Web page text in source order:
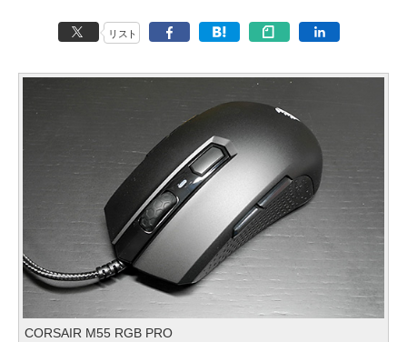
リスト
CORSAIR M55 RGB PRO